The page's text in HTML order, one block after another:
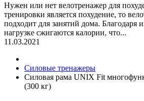
Нужен или нет велотренажер для
тренировки является похудение, то
подходит для занятий дома. Благодаря
нагрузке сжигаются калории, что...
11.03.2021
Силовые тренажеры
Силовая рама UNIX Fit
(300 кг)